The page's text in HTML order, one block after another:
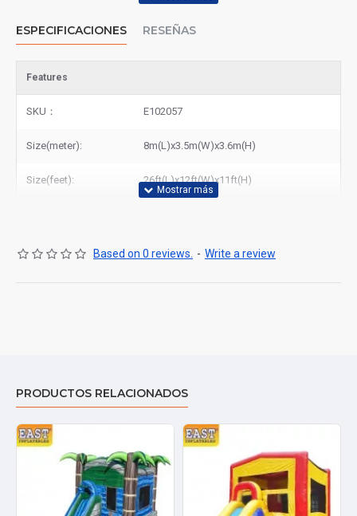
ESPECIFICACIONES RESEÑAS
Features
SKU： E102057
Size(meter): 8m(L)x3.5m(W)x3.6m(H)
Size(feet): 26ft(L)x12ft(W)x11ft(H)
Based on 0 reviews. - Write a review
PRODUCTOS RELACIONADOS